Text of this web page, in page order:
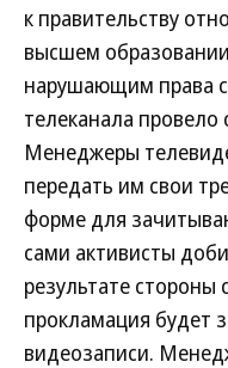
к правительству
высшем
нарушающим права
телеканала
Менеджеры
передать им свои
форме для
сами активисты
результате
прокламация будет
видеозаписи.